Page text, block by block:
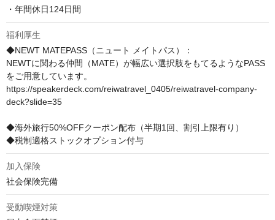
・年間休日124日間
福利厚生
◆NEWT MATEPASS（ニュート メイトパス）：
NEWTに関わる仲間（MATE）が幅広い選択肢をもてるようなPASS
をご用意しています。
https://speakerdeck.com/reiwatravel_0405/reiwatravel-company-
deck?slide=35
◆海外旅行50%OFFクーポン配布（半期1回、割引上限有り）
◆税制適格ストックオプション付与
加入保険
社会保険完備
受動喫煙対策